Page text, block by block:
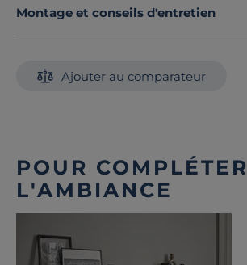
Montage et conseils d'entretien
Ajouter au comparateur
POUR COMPLÉTER
L'AMBIANCE